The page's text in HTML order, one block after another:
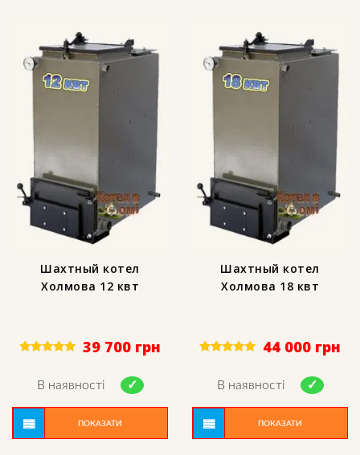
Шахтный котел
Холмова 12 квт
out of 5
39 700 грн
В наявності
ПОКАЗАТИ
Шахтный котел
Холмова 18 квт
out of 5
44 000 грн
В наявності
ПОКАЗАТИ